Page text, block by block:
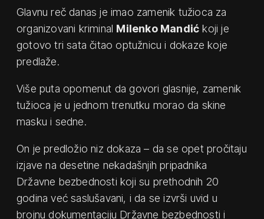
Glavnu reč danas je imao zamenik tužioca za
organizovani kriminal Milenko Mandić koji je
gotovo tri sata čitao optužnicu i dokaze koje
predlaže.
Više puta opomenut da govori glasnije, zamenik
tužioca je u jednom trenutku morao da skine
masku i sedne.
On je predložio niz dokaza – da se opet pročitaju
izjave na desetine nekadašnjih pripadnika
Državne bezbednosti koji su prethodnih 20
godina već saslušavani, i da se izvrši uvid u
brojnu dokumentaciju Državne bezbednosti i